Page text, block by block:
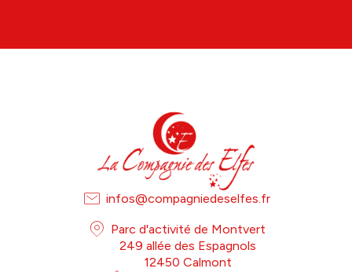
infos@compagniedeselfes.fr
Parc d'activité de Montvert
249 allée des Espagnols
12450 Calmont